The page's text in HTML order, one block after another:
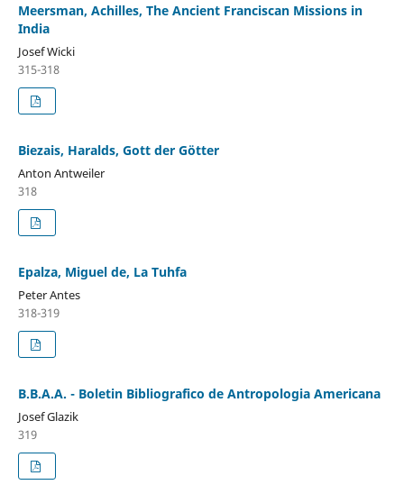
Meersman, Achilles, The Ancient Franciscan Missions in
India
Josef Wicki
315-318
Biezais, Haralds, Gott der Götter
Anton Antweiler
318
Epalza, Miguel de, La Tuhfa
Peter Antes
318-319
B.B.A.A. - Boletin Bibliografico de Antropologia Americana
Josef Glazik
319